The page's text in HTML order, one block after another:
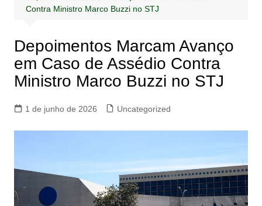
Contra Ministro Marco Buzzi no STJ
Depoimentos Marcam Avanço
em Caso de Assédio Contra
Ministro Marco Buzzi no STJ
1 de junho de 2026 Uncategorized